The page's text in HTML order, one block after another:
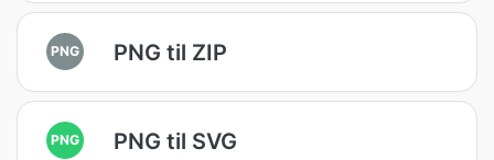
PNG PNG til ZIP
PNG PNG til SVG